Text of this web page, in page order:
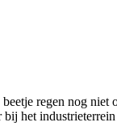
regen nog niet
het